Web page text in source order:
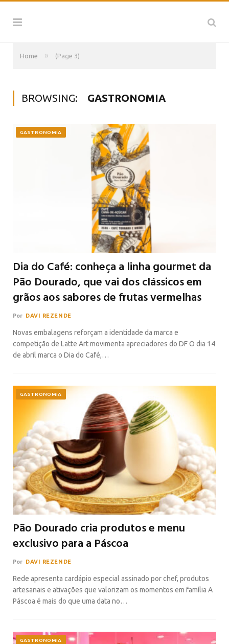
Home » (Page 3)
BROWSING: GASTRONOMIA
GASTRONOMIA
Dia do Café: conheça a linha gourmet da
Pão Dourado, que vai dos clássicos em
grãos aos sabores de frutas vermelhas
Por DAVI REZENDE
Novas embalagens reforçam a identidade da marca e
competição de Latte Art movimenta apreciadores do DF O dia 14
de abril marca o Dia do Café,…
GASTRONOMIA
Pão Dourado cria produtos e menu
exclusivo para a Páscoa
Por DAVI REZENDE
Rede apresenta cardápio especial assinado por chef, produtos
artesanais e ativações que valorizam os momentos em família A
Páscoa é mais do que uma data no…
GASTRONOMIA